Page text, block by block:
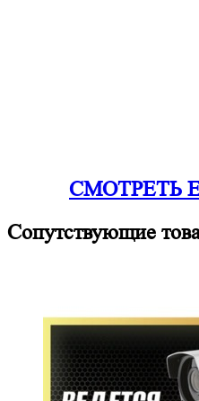
СМОТРЕТЬ
Сопутствующие